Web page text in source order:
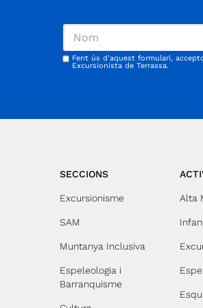
Fent ús d'aquest formulari,
Excursionista de Terrassa.
SECCIONS
Excursionisme
SAM
Muntanya Inclusiva
Espeleologia i
Barranquisme
Alta